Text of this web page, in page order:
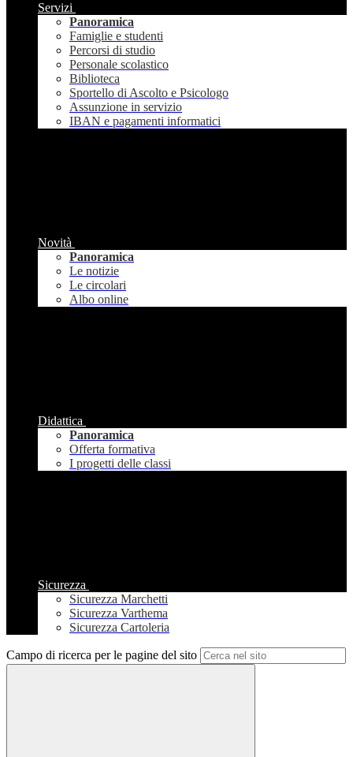
Servizi
Panoramica
Famiglie e studenti
Percorsi di studio
Personale scolastico
Biblioteca
Sportello di Ascolto e Psicologo
Assunzione in servizio
IBAN e pagamenti informatici
Novità
Panoramica
Le notizie
Le circolari
Albo online
Didattica
Panoramica
Offerta formativa
I progetti delle classi
Sicurezza
Sicurezza Marchetti
Sicurezza Varthema
Sicurezza Cartoleria
Campo di ricerca per le pagine del sito